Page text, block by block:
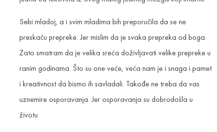
Sebi mladoj, a i svim mladima bih preporučila da se ne
preskaču prepreke. Jer mislim da je svaka prepreka od boga.
Zato smatram da je velika sreća doživljavati velike prepreke u
ranim godinama. Što su one veće, veća nam je i snaga i pamet
i kreativnost da bismo ih savladali. Takođe ne treba da vas
uznemire osporavanja. Jer osporavanja su dobrodošla u
životu.